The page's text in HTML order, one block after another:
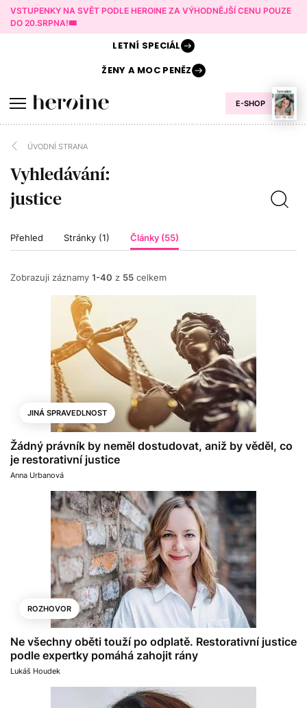
VSTUPENKY NA SVĚT PODLE HEROINE ZA VÝHODNĚJŠÍ CENU POUZE
DO 20.SRPNA!🎟️
E-SHOP
LETNÍ SPECIÁL
ŽENY AMOC PENĚZ
ÚVODNÍ STRANA
Vyhledávání:
Přehled Stránky (1) Články (55)
Zobrazuji záznamy 1-40 z 55 celkem
JINÁ SPRAVEDLNOST
Žádný právník by neměl dostudovat, aniž by věděl, co
je restorativní justice
Anna Urbanová
ROZHOVOR
Ne všechny oběti touží po odplatě. Restorativní justice
podle expertky pomáhá zahojit rány
Lukáš Houdek